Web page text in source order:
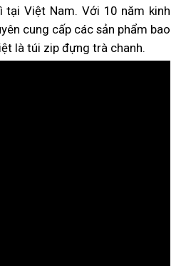
tại Việt Nam. Với 10 năm kinh
cung cấp các sản phẩm bao
là túi zip đựng trà chanh.